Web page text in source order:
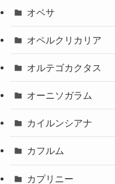
オベサ
オペルクリカリア
オルテゴカクタス
オーニソガラム
カイルンシアナ
カフルム
カプリニー